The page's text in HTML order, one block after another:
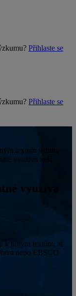
Přihlaste se
Přihlaste se
textům jedním
využívá vaši
využívá
k plným textům, ať
nebo EBSCO